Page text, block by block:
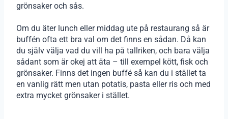
grönsaker och sås.
Om du äter lunch eller middag ute på restaurang så är
buffén ofta ett bra val om det finns en sådan. Då kan
du själv välja vad du vill ha på tallriken, och bara välja
sådant som är okej att äta – till exempel kött, fisk och
grönsaker. Finns det ingen buffé så kan du i stället ta
en vanlig rätt men utan potatis, pasta eller ris och med
extra mycket grönsaker i stället.